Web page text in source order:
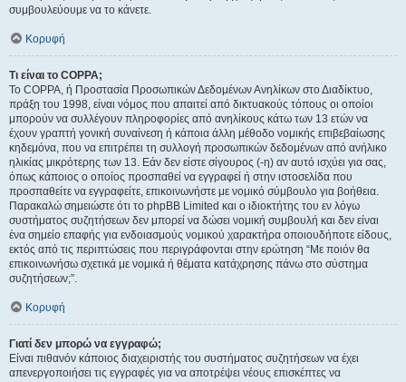
συμβουλεύουμε να το κάνετε.
Κορυφή
Τι είναι το COPPA;
Το COPPA, ή Προστασία Προσωπικών Δεδομένων Ανηλίκων στο Διαδίκτυο,
πράξη του 1998, είναι νόμος που απαιτεί από δικτυακούς τόπους οι οποίοι
μπορούν να συλλέγουν πληροφορίες από ανηλίκους κάτω των 13 ετών να
έχουν γραπτή γονική συναίνεση ή κάποια άλλη μέθοδο νομικής επιβεβαίωσης
κηδεμόνα, που να επιτρέπει τη συλλογή προσωπικών δεδομένων από ανήλικο
ηλικίας μικρότερης των 13. Εάν δεν είστε σίγουρος (-η) αν αυτό ισχύει για σας,
όπως κάποιος ο οποίος προσπαθεί να εγγραφεί ή στην ιστοσελίδα που
προσπαθείτε να εγγραφείτε, επικοινωνήστε με νομικό σύμβουλο για βοήθεια.
Παρακαλώ σημειώστε ότι το phpBB Limited και ο ιδιοκτήτης του εν λόγω
συστήματος συζητήσεων δεν μπορεί να δώσει νομική συμβουλή και δεν είναι
ένα σημείο επαφής για ενδοιασμούς νομικού χαρακτήρα οποιουδήποτε είδους,
εκτός από τις περιπτώσεις που περιγράφονται στην ερώτηση “Με ποιόν θα
επικοινωνήσω σχετικά με νομικά ή θέματα κατάχρησης πάνω στο σύστημα
συζητήσεων;”.
Κορυφή
Γιατί δεν μπορώ να εγγραφώ;
Είναι πιθανόν κάποιος διαχειριστής του συστήματος συζητήσεων να έχει
απενεργοποιήσει τις εγγραφές για να αποτρέψει νέους επισκέπτες να